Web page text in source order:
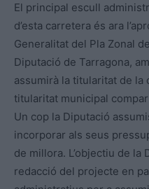
El principal escull
d’esta carretera és ara
Generalitat del Pla Zonal
Diputació de Tarragona,
assumirà la titularitat de la
titularitat municipal
Un cop la Diputació
incorporar als seus
de millora. L’objectiu de la
redacció del projecte en